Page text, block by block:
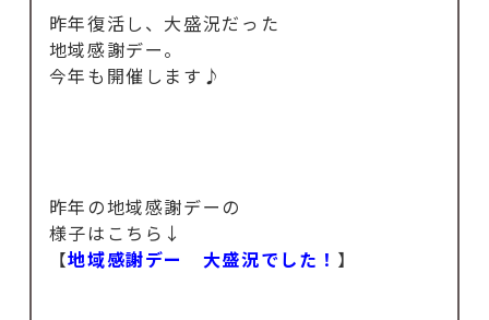
昨年復活し、大盛況だった
地域感謝デー。
今年も開催します♪
昨年の地域感謝デーの
様子はこちら↓
【地域感謝デー 大盛況でした！ 】